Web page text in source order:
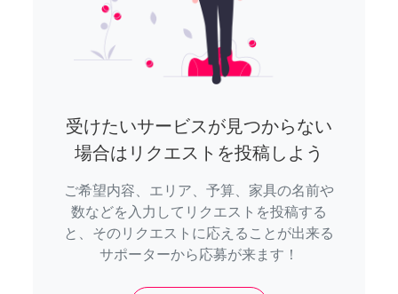
受けたいサービスが見つからない
場合はリクエストを投稿しよう
ご希望内容、エリア、予算、家具の名前や
数などを入力してリクエストを投稿する
と、そのリクエストに応えることが出来る
サポーターから応募が来ます！